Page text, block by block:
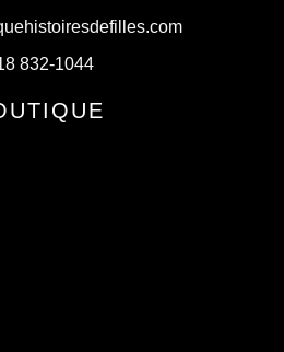
832-1044